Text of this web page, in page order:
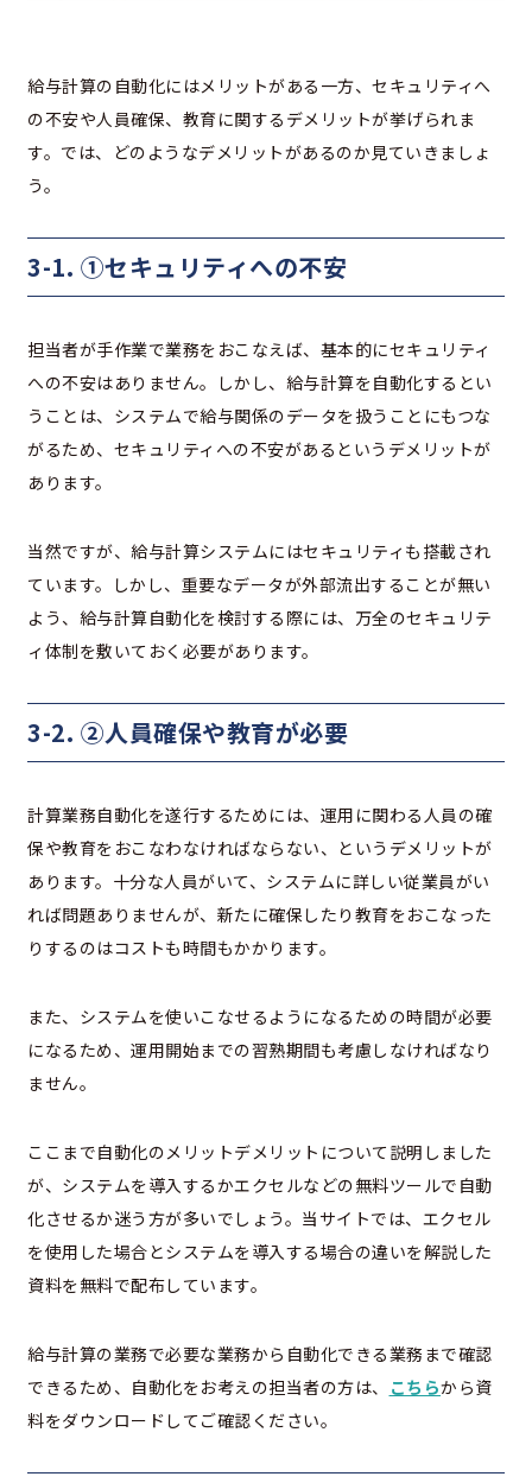
給与計算の自動化にはメリットがある一方、セキュリティへ
の不安や人員確保、教育に関するデメリットが挙げられま
す。では、どのようなデメリットがあるのか見ていきましょ
う。
3-1. ①セキュリティへの不安
担当者が手作業で業務をおこなえば、基本的にセキュリティ
への不安はありません。しかし、給与計算を自動化するとい
うことは、システムで給与関係のデータを扱うことにもつな
がるため、セキュリティへの不安があるというデメリットが
あります。
当然ですが、給与計算システムにはセキュリティも搭載され
ています。しかし、重要なデータが外部流出することが無い
よう、給与計算自動化を検討する際には、万全のセキュリテ
ィ体制を敷いておく必要があります。
3-2. ②人員確保や教育が必要
計算業務自動化を遂行するためには、運用に関わる人員の確
保や教育をおこなわなければならない、というデメリットが
あります。十分な人員がいて、システムに詳しい従業員がい
れば問題ありませんが、新たに確保したり教育をおこなった
りするのはコストも時間もかかります。
また、システムを使いこなせるようになるための時間が必要
になるため、運用開始までの習熟期間も考慮しなければなり
ません。
ここまで自動化のメリットデメリットについて説明しました
が、システムを導入するかエクセルなどの無料ツールで自動
化させるか迷う方が多いでしょう。当サイトでは、エクセル
を使用した場合とシステムを導入する場合の違いを解説した
資料を無料で配布しています。
給与計算の業務で必要な業務から自動化できる業務まで確認
できるため、自動化をお考えの担当者の方は、 こちらから資
料をダウンロードしてご確認ください。